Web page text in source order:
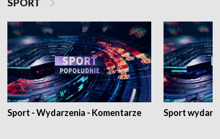
SPORT
Sport - Wydarzenia - Komentarze Sport